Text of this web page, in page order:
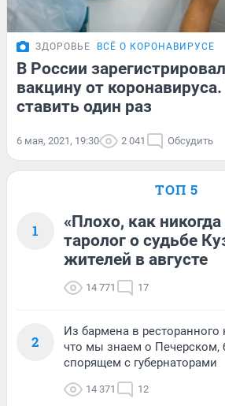
ЗДОРОВЬЕ ВСЁ О КОРОНАВИРУСЕ
В России
вакцину от
ставить один раз
6 мая, 2021, 19:30 2 041 Обсудить
ТОП 5
1
«Плохо, как никогда
таролог о судьбе
жителей в августе
14 771 17
2
Из бармена в ресторанного
что мы знаем о Печерском,
спорящем с губернаторами
14 371 12